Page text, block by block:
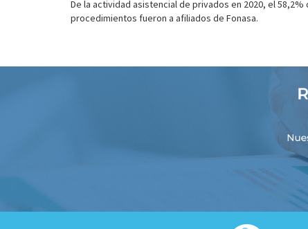
De la actividad asistencial de privados en 2020, el
procedimientos fueron a afiliados de Fonasa.